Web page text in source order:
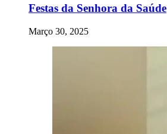
Festas da Senhora da Saúde
Março 30, 2025